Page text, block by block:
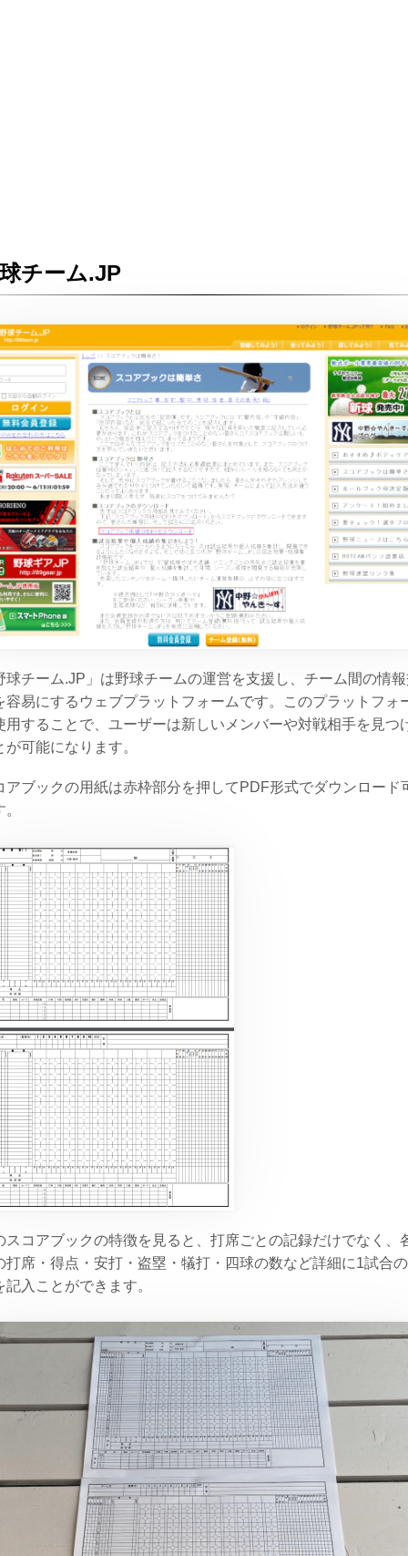
チーム.JP
球チーム.JP」は野球チームの運営を支援し、チーム間の情
容易にするウェブプラットフォームです。このプラットフォ
用することで、ユーザーは新しいメンバーや対戦相手を見つ
が可能になります。
アブックの用紙は赤枠部分を押してPDF形式でダウンロード
スコアブックの特徴を見ると、打席ごとの記録だけでなく、
打席・得点・安打・盗塁・犠打・四球の数など詳細に1試合
記入ことができます。